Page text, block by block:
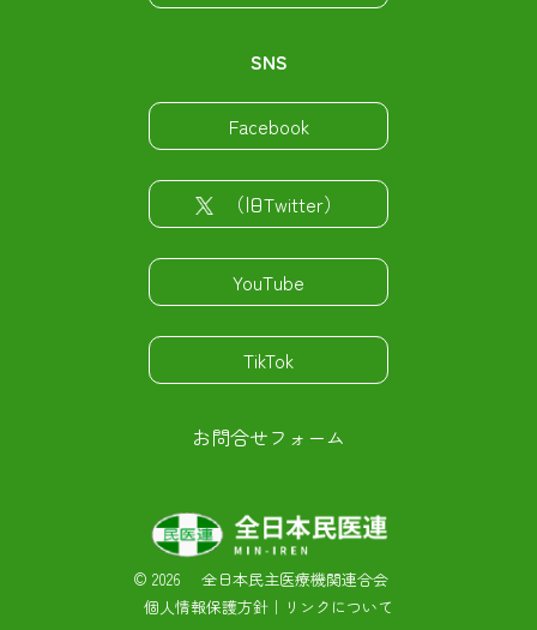
SNS
Facebook
（旧Twitter）
YouTube
TikTok
お問合せフォーム
© 2026 全日本民主医療機関連合会
個人情報保護方針 ｜ リンクについて